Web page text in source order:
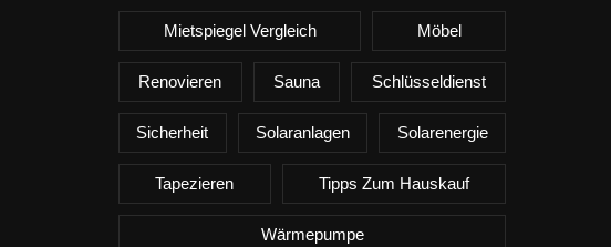
Mietspiegel Vergleich Möbel
Renovieren Sauna Schlüsseldienst
Sicherheit Solaranlagen Solarenergie
Tapezieren Tipps Zum Hauskauf
Wärmepumpe